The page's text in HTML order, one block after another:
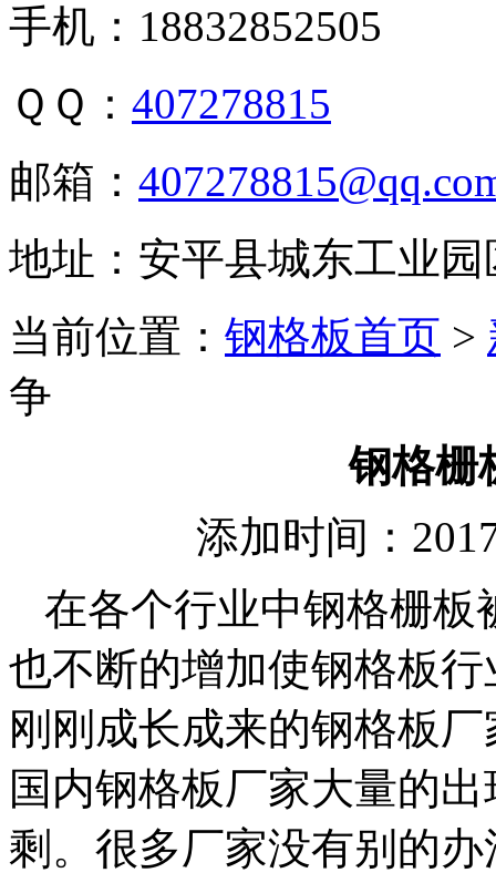
手机：18832852505
ＱＱ： 407278815
邮箱：
地址：安平县城东工业园
当前位置： 钢格板首页 >
争
钢格栅
添加时间：
在各个行业中钢格栅板
也不断的增加使钢格板
刚刚成长成来的钢格板
国内钢格板厂家大量的
剩。很多厂家没有别的